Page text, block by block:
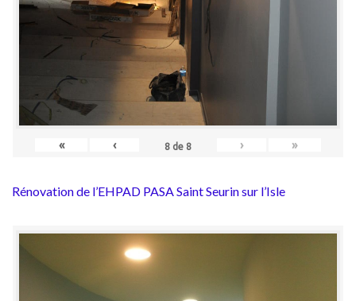
« ‹ 8 de 8 › »
Rénovation de l’EHPAD PASA Saint Seurin sur l’Isle